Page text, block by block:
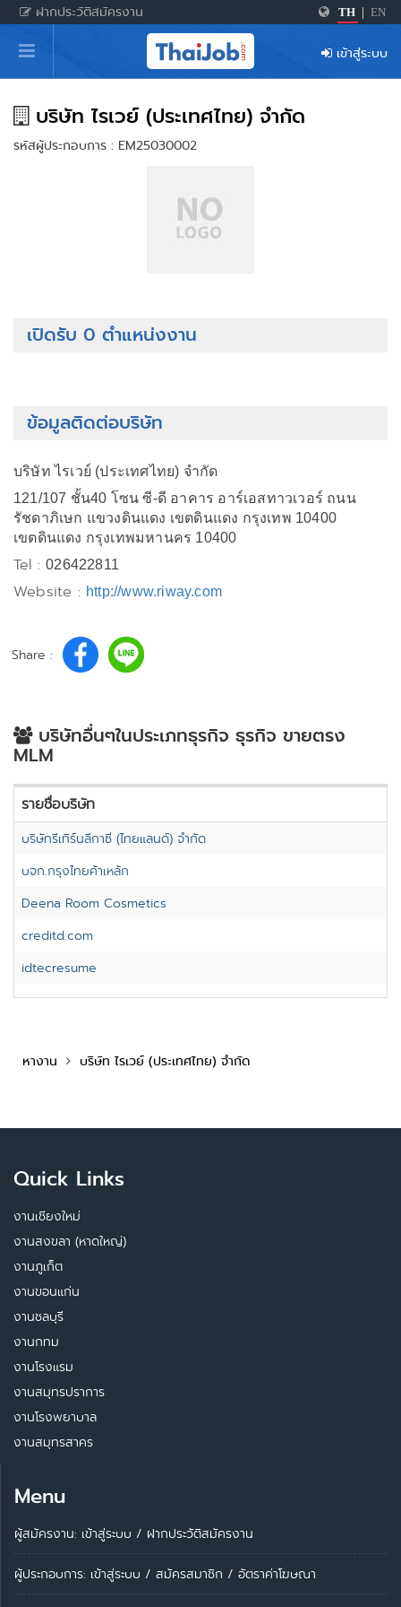
ฝากประวัติสมัครงาน TH EN
หน้าหลัก
ผู้สมัครงาน: เข้าสู่ระบบ
ฝากประวัติสมัครงาน
เกร็ดความรู้
เข้าสู่ระบบ
บริษัท ไรเวย์ (ประเทศไทย) จำกัด
รหัสผู้ประกอบการ : EM25030002
เปิดรับ 0 ตำแหน่งงาน
ข้อมูลติดต่อบริษัท
บริษัท ไรเวย์ (ประเทศไทย) จำกัด
121/107 ชั้น40 โซน ซี-ดี อาคาร อาร์เอสทาวเวอร์ ถนน
รัชดาภิเษก แขวงดินแดง เขตดินแดง กรุงเทพ 10400
เขตดินแดง กรุงเทพมหานคร 10400
Tel :026422811
Website : http://www.riway.com
Share :
บริษัทอื่นๆในประเภทธุรกิจ ธุรกิจ ขายตรง
MLM
รายชื่อบริษัท
บริษัทรีเทิร์นลีกาซี่ (ไทยแลนด์) จำกัด
บจก.กรุงไทยค้าเหล้ก
Deena Room Cosmetics
creditd.com
idtecresume
หางาน บริษัท ไรเวย์ (ประเทศไทย) จำกัด
Quick Links
งานเชียงใหม่
งานสงขลา (หาดใหญ่)
งานภูเก็ต
งานขอนแก่น
งานชลบุรี
งานกทม
งานโรงแรม
งานสมุทรปราการ
งานโรงพยาบาล
งานสมุทรสาคร
Menu
ผู้สมัครงาน: เข้าสู่ระบบ / ฝากประวัติสมัครงาน
ผู้ประกอบการ: เข้าสู่ระบบ / สมัครสมาชิก / อัตราค่าโฆษณา